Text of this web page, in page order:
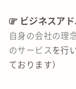
ビジネスア
自身の会社の理
のサービス を行
ております）